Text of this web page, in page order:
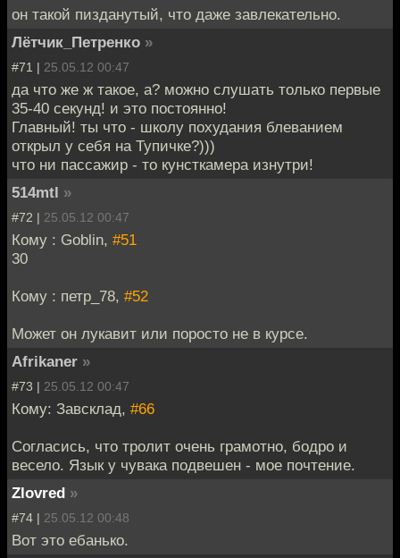
он такой пизданутый, что даже завлекательно.
Лётчик_Петренко »
#71 | 25.05.12 00:47
да что же ж такое, а? можно слушать только первые
35-40 секунд! и это постоянно!
Главный! ты что - школу похудания блеванием
открыл у себя на Тупичке?)))
что ни пассажир - то кунсткамера изнутри!
514mtl »
#72 | 25.05.12 00:47
Кому : Goblin, #51
30
Кому : петр_78, #52
Может он лукавит или поросто не в курсе.
Afrikaner »
#73 | 25.05.12 00:47
Кому: Завсклад, #66
Согласись, что тролит очень грамотно, бодро и
весело. Язык у чувака подвешен - мое почтение.
Zlovred »
#74 | 25.05.12 00:48
Вот это ебанько.